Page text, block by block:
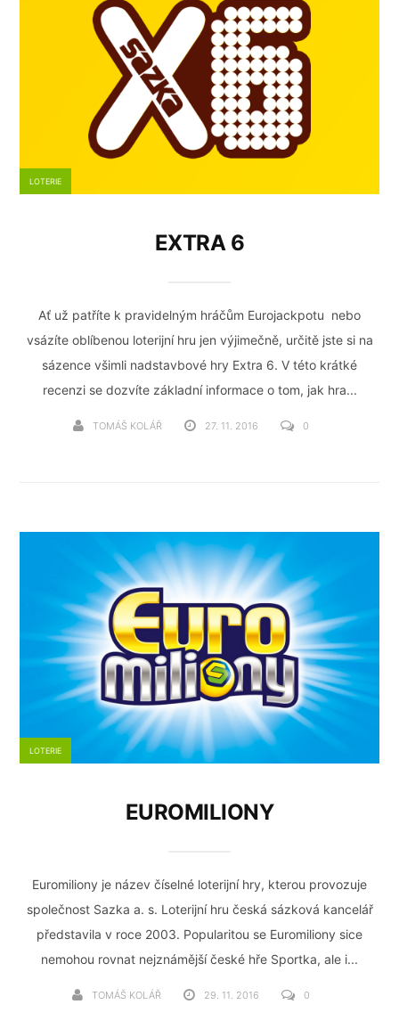
LOTERIE
EXTRA 6
Ať už patříte k pravidelným hráčům Eurojackpotu nebo
vsázíte oblíbenou loterijní hru jen výjimečně, určitě jste si na
sázence všimli nadstavbové hry Extra 6. V této krátké
recenzi se dozvíte základní informace o tom, jak hra...
TOMÁŠ KOLÁŘ 27. 11. 2016 0
LOTERIE
EUROMILIONY
Euromiliony je název číselné loterijní hry, kterou provozuje
společnost Sazka a. s. Loterijní hru česká sázková kancelář
představila v roce 2003. Popularitou se Euromiliony sice
nemohou rovnat nejznámější české hře Sportka, ale i...
TOMÁŠ KOLÁŘ 29. 11. 2016 0